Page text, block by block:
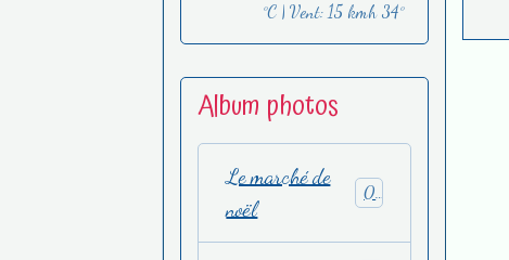
°C | Vent: 15 kmh 34°
Album photos
Le marché de
noël
0